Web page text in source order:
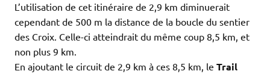
L’utilisation de cet itinéraire de 2,9 km diminuerait
cependant de 500 m la distance de la boucle du sentier
des Croix. Celle-ci atteindrait du même coup 8,5 km, et
non plus 9 km.
En ajoutant le circuit de 2,9 km à ces 8,5 km, le Trail